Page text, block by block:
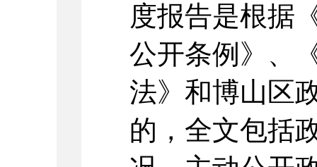
度报告是根据
公开条例》、
法》和博山区
的，全文包括